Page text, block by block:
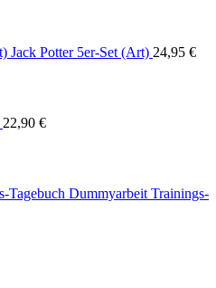
Jack Potter 5er-Set (Art) 24,95 €
22,90 €
Dummyarbeit Trainings-